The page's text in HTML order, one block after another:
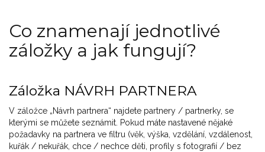
Co znamenají jednotlivé
záložky a jak fungují?
Záložka NÁVRH PARTNERA
V záložce „Návrh partnera“ najdete partnery / partnerky, se
kterými se můžete seznámit. Pokud máte nastavené nějaké
požadavky na partnera ve filtru (věk, výška, vzdělání, vzdálenost,
kuřák / nekuřák, chce / nechce děti, profily s fotografií / bez